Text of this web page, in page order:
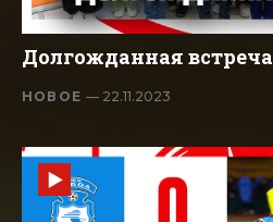
Долгожданная встреча
НОВОЕ— 22.11.2023